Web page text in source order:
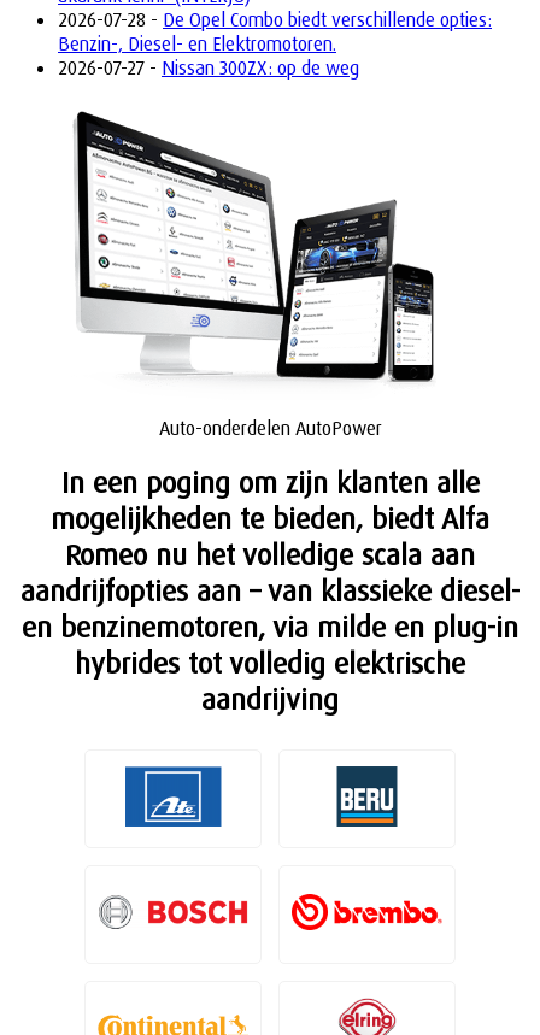
2026-07-28 - De Opel Combo biedt verschillende opties:
Benzin-, Diesel- en Elektromotoren.
2026-07-27 - Nissan 300ZX: op de weg
Auto-onderdelen AutoPower
In een poging om zijn klanten alle
mogelijkheden te bieden, biedt Alfa
Romeo nu het volledige scala aan
aandrijfopties aan – van klassieke diesel-
en benzinemotoren, via milde en plug-in
hybrides tot volledig elektrische
aandrijving